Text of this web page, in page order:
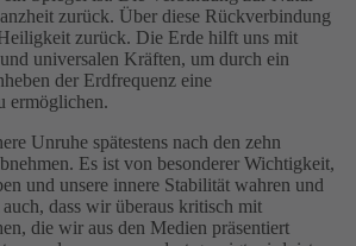
zurück. Über diese Rückverbindung
zurück. Die Erde hilft uns mit
universalen Kräften, um durch ein
der Erdfrequenz eine
ermöglichen.
Unruhe spätestens nach den zehn
Es ist von besonderer Wichtigkeit,
und unsere innere Stabilität wahren und
dass wir überaus kritisch mit
die wir aus den Medien präsentiert